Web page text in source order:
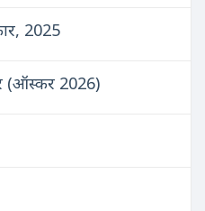
2025
(ऑस्कर 2026)